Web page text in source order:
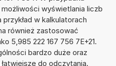
wyświetlania liczb
w kalkulatorach
również zastosować
5,985 222 167 756 7E+21.
bardzo duże oraz
do odczytania.